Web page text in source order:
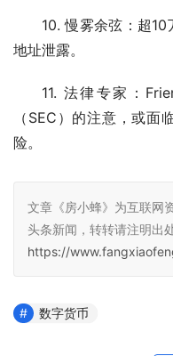
10. 慢雾余弦：超
地址泄露。
11. 法律专家：
（SEC）的注意，或
险。
文章《房小蜂》为互联网
头条新闻，转转请注明出
https://
数字货币